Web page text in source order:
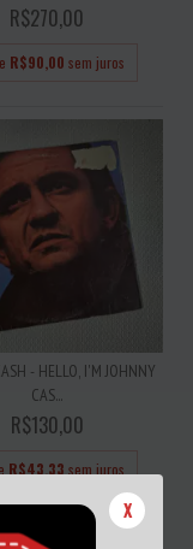
X
R$270,00
R$90,00 sem juros
- HELLO, I'M JOHNNY
CAS...
R$130,00
R$43,33 sem juros